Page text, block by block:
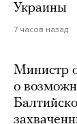
Украины
7 часов назад
Министр
о